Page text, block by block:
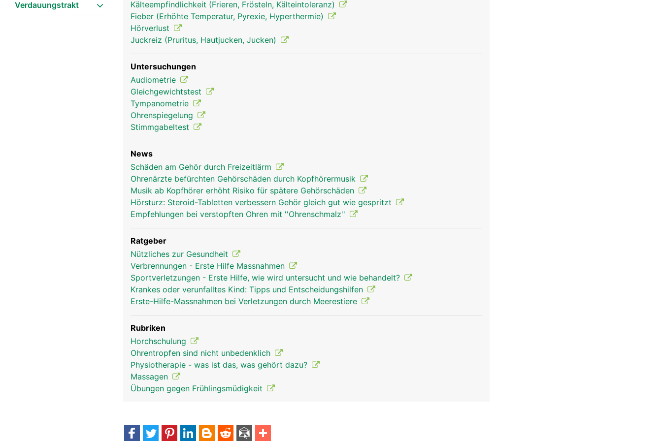
Verdauungstrakt
Ohren Frau
Kälteempfindlichkeit (Frieren, Frösteln, Kälteintoleranz)
Fieber (Erhöhte Temperatur, Pyrexie, Hyperthermie)
Hörverlust
Juckreiz (Pruritus, Hautjucken, Jucken)
Untersuchungen
Audiometrie
Gleichgewichtstest
Tympanometrie
Ohrenspiegelung
Stimmgabeltest
News
Schäden am Gehör durch Freizeitlärm
Ohrenärzte befürchten Gehörschäden durch Kopfhörermusik
Musik ab Kopfhörer erhöht Risiko für spätere Gehörschäden
Hörsturz: Steroid-Tabletten verbessern Gehör gleich gut wie gespritzt
Empfehlungen bei verstopften Ohren mit ''Ohrenschmalz''
Ratgeber
Nützliches zur Gesundheit
Verbrennungen - Erste Hilfe Massnahmen
Sportverletzungen - Erste Hilfe, wie wird untersucht und wie behandelt?
Krankes oder verunfalltes Kind: Tipps und Entscheidungshilfen
Erste-Hilfe-Massnahmen bei Verletzungen durch Meerestiere
Rubriken
Horchschulung
Ohrentropfen sind nicht unbedenklich
Physiotherapie - was ist das, was gehört dazu?
Massagen
Übungen gegen Frühlingsmüdigkeit